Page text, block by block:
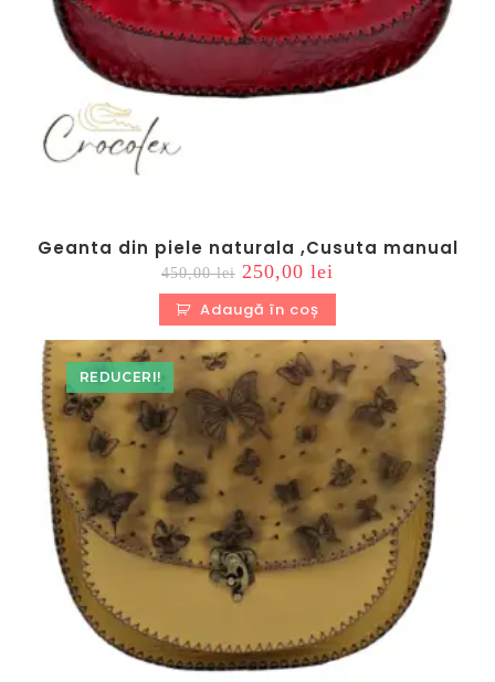
Geanta din piele naturala ,Cusuta manual
450,00lei Prețul
inițial
a
fost:
450,00 lei.
250,00 lei
este:
Adaugă în coș
REDUCERI!